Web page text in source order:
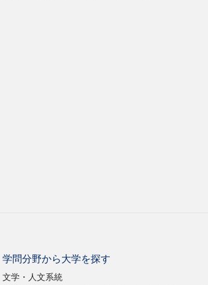
学問分野から大学を探す
文学・人文系統